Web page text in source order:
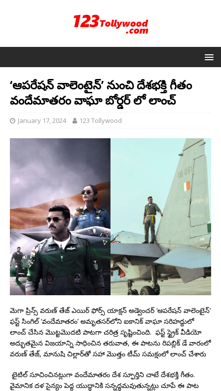
‘ఆపరేషన్ వాలెంటైన్’ నుంచి దేశభక్తి గీతం
వందేమాతరం వాఘా బోర్డర్ లో లాంచ్
January 17, 2024 123 Tollywood
మెగా ప్రిన్స్ వరుణ్ తేజ్ ఎయిర్ ఫోర్స్ యాక్షన్ అడ్వెంచర్ ‘ఆపరేషన్ వాలెంటైన్’
ఫస్ట్ సింగిల్ ‘వందేమాతరం’ అమృతసర్‌లోని ఐకానిక్ వాఘా సరిహద్దులో
లాంచ్ చేసిన మొట్టమొదటి పాటగా చరిత్ర సృష్టించింది. ఫస్ట్ స్ట్రైక్ వీడియో
అద్భుతమైన విజయాన్ని సాధించిన తరువాత, ఈ పాటను రిపబ్లిక్ డే వారంలో
వరుణ్ తేజ్, మానుషి చిల్లార్‌తో సహా మొత్తం టీమ్ సమక్షంలో లాంచ్ చేశారు
టైటిల్ సూచించినట్లుగా వందేమాతరం దేశ స్ఫూర్తిని చాటే దేశభక్తి గీతం.
వైమానిక దళ సైన్యం పెద్ద యుద్ధానికి సన్నద్ధమవుతున్నట్లు చూపే ఈ పాట